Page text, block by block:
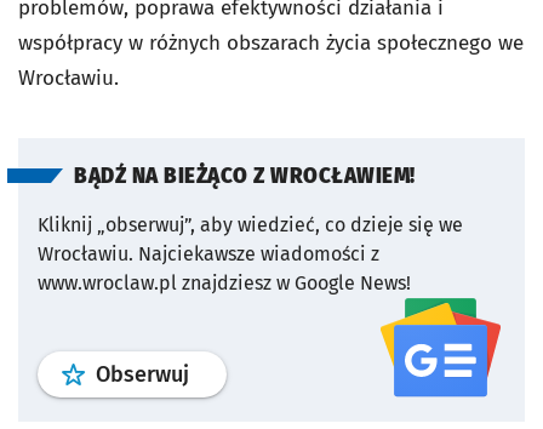
problemów, poprawa efektywności działania i
współpracy w różnych obszarach życia społecznego we
Wrocławiu.
BĄDŹ NA BIEŻĄCO Z WROCŁAWIEM!
Kliknij „obserwuj”, aby wiedzieć, co dzieje się we
Wrocławiu. Najciekawsze wiadomości z
www.wroclaw.pl znajdziesz w Google News!
Obserwuj profil serwisu